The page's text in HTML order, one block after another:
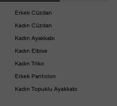
Erkek Cüzdan
Kadın Cüzdan
Kadın Ayakkabı
Kadın Elbise
Kadın Triko
Erkek Pantolon
Kadın Topuklu Ayakkabı